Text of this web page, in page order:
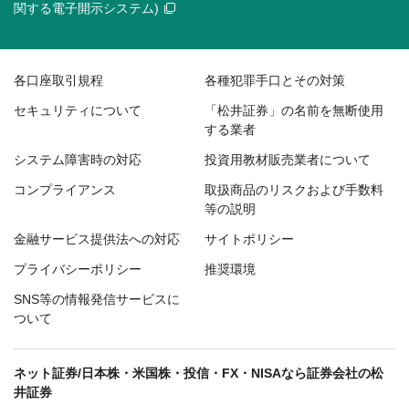
関する電子開示システム)
各口座取引規程 各種犯罪手口とその対策
セキュリティについて
「松井証券」の名前を無断使用
する業者
システム障害時の対応 投資用教材販売業者について
コンプライアンス
取扱商品のリスクおよび手数料
等の説明
金融サービス提供法への対応 サイトポリシー
プライバシーポリシー 推奨環境
SNS等の情報発信サービスに
ついて
ネット証券/日本株・米国株・投信・FX・NISAなら証券会社の松
井証券